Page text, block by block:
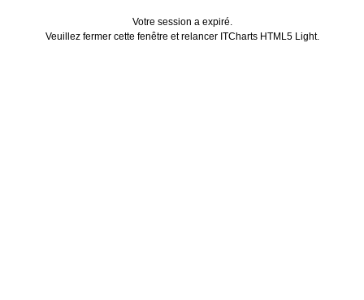
Votre session a expiré.
Veuillez fermer cette fenêtre et relancer ITCharts HTML5 Light.